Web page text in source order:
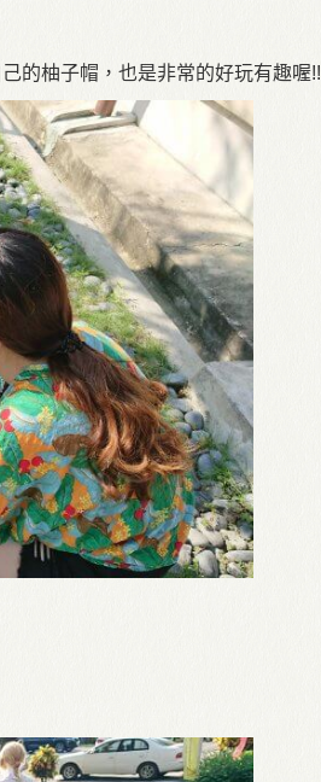
的柚子帽，也是非常的好玩有趣喔!!